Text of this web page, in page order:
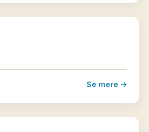
Se mere →